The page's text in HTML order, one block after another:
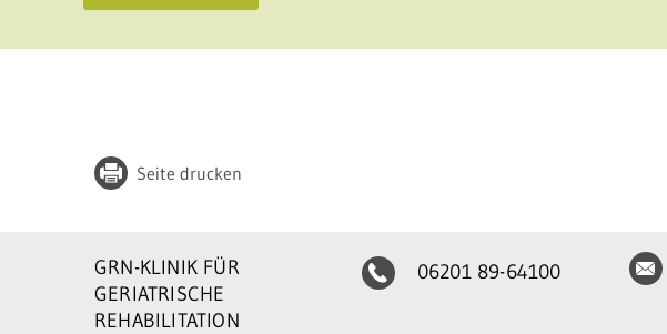
Seite drucken
GRN-KLINIK FÜR
GERIATRISCHE
REHABILITATION
06201 89-64100